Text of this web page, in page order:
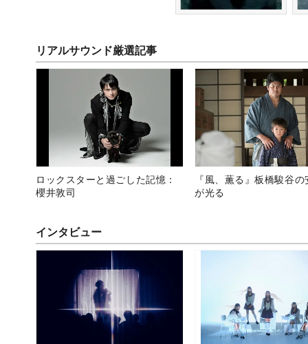
リアルサウンド厳選記事
ロックスターと過ごした記憶：
櫻井敦司
『風、薫る』板橋駿谷
が光る
インタビュー